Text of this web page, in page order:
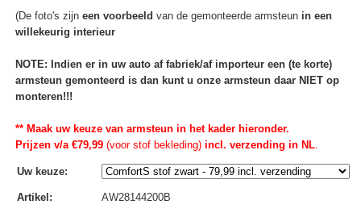
(De foto's zijn een voorbeeld van de gemonteerde armsteun in een
willekeurig interieur
NOTE: Indien er in uw auto af fabriek/af importeur een (te korte)
armsteun gemonteerd is dan kunt u onze armsteun daar NIET op
monteren!!!
** Maak uw keuze van armsteun in het kader hieronder.
Prijzen v/a €79,99(voor stof bekleding)incl. verzending in NL.
Uw keuze:
Artikel : AW28144200B